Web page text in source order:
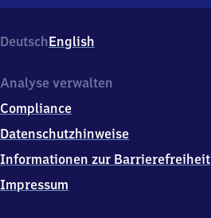
Bahnhofstr.
50,
6
5
3
DeutschEnglish
Analyse verwalten
Compliance
Datenschutzhinweise
Informationen zur Barrierefreiheit
Impressum